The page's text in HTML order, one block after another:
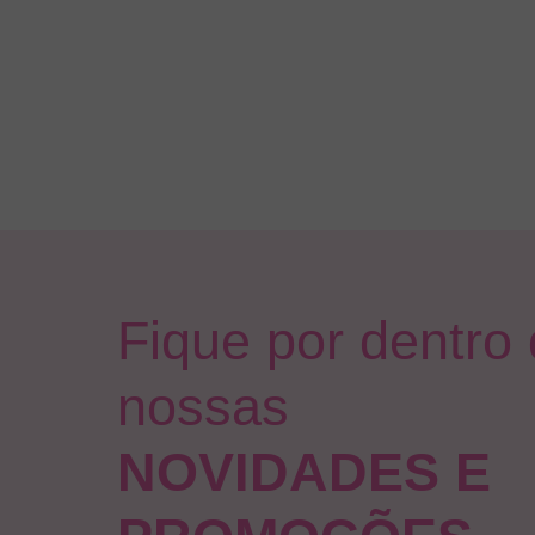
Fique por dentro
nossas
NOVIDADES E